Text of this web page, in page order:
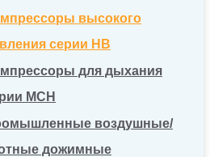
высокого
серии HB
для дыхания
MCH
воздушные/
дожимные